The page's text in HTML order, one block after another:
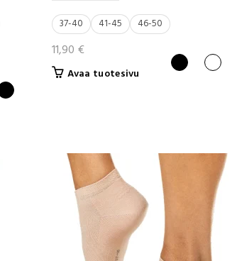
37-40 41-45 46-50
11,90 €
Avaa tuotesivu
tehdä
valinnat
tuotteen
sivulla.